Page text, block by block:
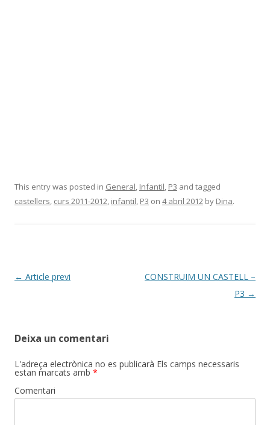
This entry was posted in General, Infantil, P3 and tagged
castellers, curs 2011-2012, infantil, P3 on 4 abril 2012 by Dina.
Post
← Article previ
CONSTRUIM UN CASTELL –
P3 →
Deixa un comentari
L'adreça electrònica no es publicarà Els camps necessaris
estan marcats amb *
Comentari